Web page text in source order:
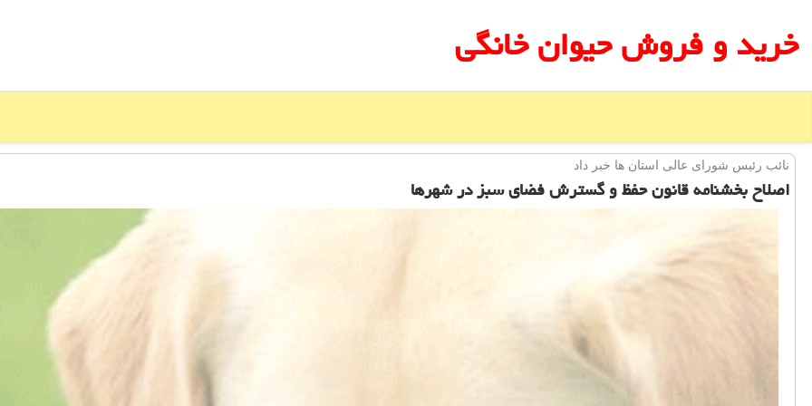
خرید و فروش حیوان خانگی
نائب رئیس شورای عالی استان ها خبر داد
اصلاح بخشنامه قانون حفظ و گسترش فضای سبز در شهرها